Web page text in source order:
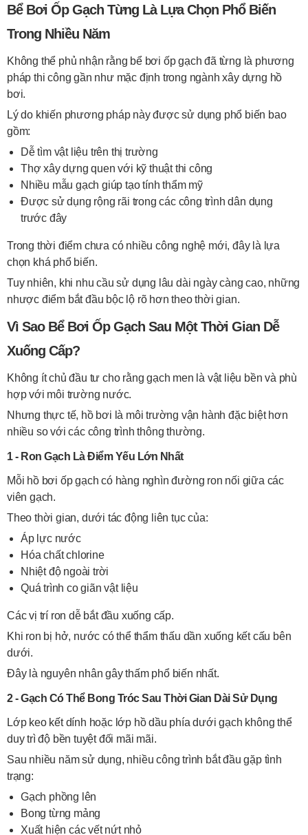
Bể Bơi Ốp Gạch Từng Là Lựa Chọn Phổ Biến
Trong Nhiều Năm
Không thể phủ nhận rằng bể bơi ốp gạch đã từng là phương
pháp thi công gần như mặc định trong ngành xây dựng hồ
bơi.
Lý do khiến phương pháp này được sử dụng phổ biến bao
gồm:
Dễ tìm vật liệu trên thị trường
Thợ xây dựng quen với kỹ thuật thi công
Nhiều mẫu gạch giúp tạo tính thẩm mỹ
Được sử dụng rộng rãi trong các công trình dân dụng
trước đây
Trong thời điểm chưa có nhiều công nghệ mới, đây là lựa
chọn khá phổ biến.
Tuy nhiên, khi nhu cầu sử dụng lâu dài ngày càng cao, những
nhược điểm bắt đầu bộc lộ rõ hơn theo thời gian.
Vì Sao Bể Bơi Ốp Gạch Sau Một Thời Gian Dễ
Xuống Cấp?
Không ít chủ đầu tư cho rằng gạch men là vật liệu bền và phù
hợp với môi trường nước.
Nhưng thực tế, hồ bơi là môi trường vận hành đặc biệt hơn
nhiều so với các công trình thông thường.
1 - Ron Gạch Là Điểm Yếu Lớn Nhất
Mỗi hồ bơi ốp gạch có hàng nghìn đường ron nối giữa các
viên gạch.
Theo thời gian, dưới tác động liên tục của:
Áp lực nước
Hóa chất chlorine
Nhiệt độ ngoài trời
Quá trình co giãn vật liệu
Các vị trí ron dễ bắt đầu xuống cấp.
Khi ron bị hở, nước có thể thẩm thấu dần xuống kết cấu bên
dưới.
Đây là nguyên nhân gây thấm phổ biến nhất.
2 - Gạch Có Thể Bong Tróc Sau Thời Gian Dài Sử Dụng
Lớp keo kết dính hoặc lớp hồ dầu phía dưới gạch không thể
duy trì độ bền tuyệt đối mãi mãi.
Sau nhiều năm sử dụng, nhiều công trình bắt đầu gặp tình
trạng:
Gạch phồng lên
Bong từng mảng
Xuất hiện các vết nứt nhỏ